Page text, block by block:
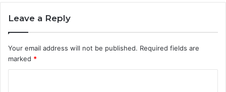
Leave a Reply
Your email address will not be published. Required fields are
marked *